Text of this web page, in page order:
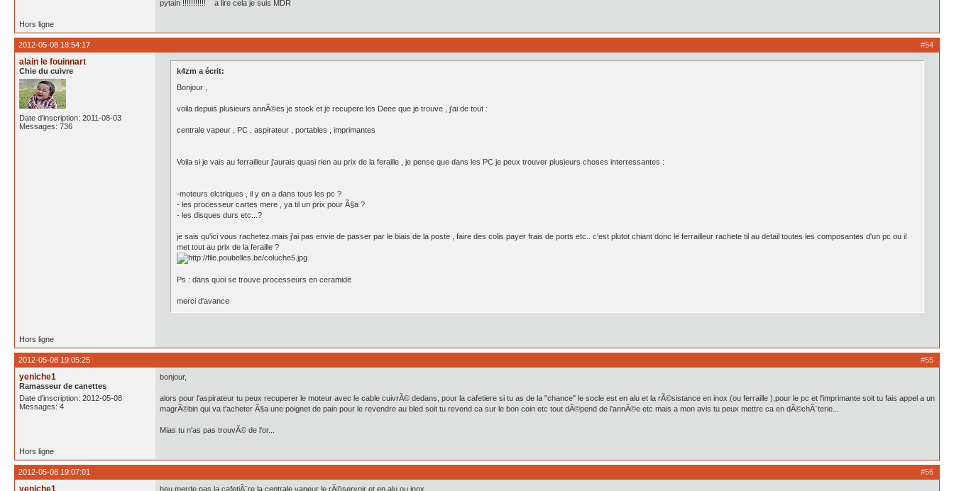
pytain !!!!!!!!!!! a lire cela je suis MDR
Hors ligne
#54
2012-05-08 18:54:17
alain le fouinnart
Chie du cuivre
Date d'inscription: 2011-08-03
Messages: 736
k4zm a écrit:
Bonjour ,
voila depuis plusieurs annÃ©es je stock et je recupere les Deee que je trouve , j'ai de tout :
centrale vapeur , PC , aspirateur , portables , imprimantes
Voila si je vais au ferrailleur j'aurais quasi rien au prix de la feraille , je pense que dans les PC je peux trouver plusieurs choses interressantes :
-moteurs elctriques , il y en a dans tous les pc ?
- les processeur cartes mere , ya til un prix pour Ã§a ?
- les disques durs etc...?
je sais qu'ici vous rachetez mais j'ai pas envie de passer par le biais de la poste , faire des colis payer frais de ports etc.. c'est plutot chiant donc le ferrailleur rachete til au detail toutes les composantes d'un pc ou il
met tout au prix de la feraille ?
Ps : dans quoi se trouve processeurs en ceramide
merci d'avance
Hors ligne
#55
2012-05-08 19:05:25
yeniche1
Ramasseur de canettes
Date d'inscription: 2012-05-08
Messages: 4
bonjour,
alors pour l'aspirateur tu peux recuperer le moteur avec le cable cuivrÃ© dedans, pour la cafetiere si tu as de la "chance" le socle est en alu et la rÃ©sistance en inox (ou ferraille ),pour le pc et l'imprimante soit tu fais appel a un
magrÃ©bin qui va t'acheter Ã§a une poignet de pain pour le revendre au bled soit tu revend ca sur le bon coin etc tout dÃ©pend de l'annÃ©e etc mais a mon avis tu peux mettre ca en dÃ©chÃ¨terie...
Mias tu n'as pas trouvÃ© de l'or...
Hors ligne
#56
2012-05-08 19:07:01
yeniche1 heu merde pas la cafetiÃ¨re la centrale vapeur le rÃ©servoir et en alu ou inox...